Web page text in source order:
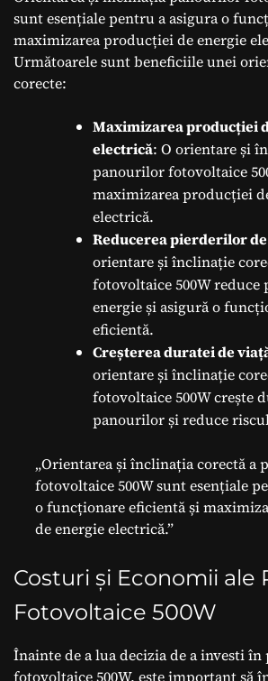
sunt esențiale pentru a asigura o
maximizarea producției de energie
Următoarele sunt beneficiile unei
corecte:
Maximizarea producției
electrică: O orientare și
panourilor fotovoltaice
maximizarea producției
electrică.
Reducerea pierderilor
orientare și înclinație
fotovoltaice 500W reduce
energie și asigură o
eficientă.
Creșterea duratei de
orientare și înclinație
fotovoltaice 500W crește
panourilor și reduce
„Orientarea și înclinația corectă a
fotovoltaice 500W sunt esențiale
o funcționare eficientă și
de energie electrică.”
Costuri și Economii ale
Fotovoltaice 500W
Înainte de a lua decizia de a investi
fotovoltaice 500W, este important să